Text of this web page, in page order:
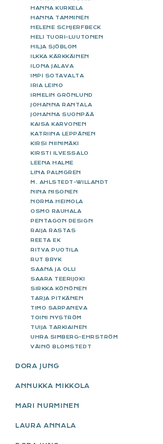
HANNA KURKELA
HANNA TAMMINEN
HELENE SCHJERFBECK
HELI TUORI-LUUTONEN
HILJA SJÖBLOM
ILKKA KÄRKKÄINEN
ILONA JALAVA
IMPI SOTAVALTA
IRIA LEINO
IRMELIN GRÖNLUND
JOHANNA RANTALA
JOHANNA SUONPÄÄ
KAISA KARVONEN
KATRIINA LEPPÄNEN
KIRSI NIINIMÄKI
KIRSTI ILVESSALO
LEENA HALME
LINA PALMGREN
M. AHLSTEDT-WILLANDT
NINA NISONEN
NORMA HEIMOLA
OSMO RAUHALA
PENTAGON DESIGN
RAIJA RASTAS
REETA EK
RITVA PUOTILA
RUT BRYK
SAANA JA OLLI
SAARA TEERIJOKI
SIRKKA KÖNÖNEN
TARJA PITKÄNEN
TIMO SARPANEVA
TOINI NYSTRÖM
TUIJA TARKIAINEN
UHRA SIMBERG-EHRSTRÖM
VÄINÖ BLOMSTEDT
DORA JUNG
ANNUKKA MIKKOLA
MARI NURMINEN
LAURA ANNALA